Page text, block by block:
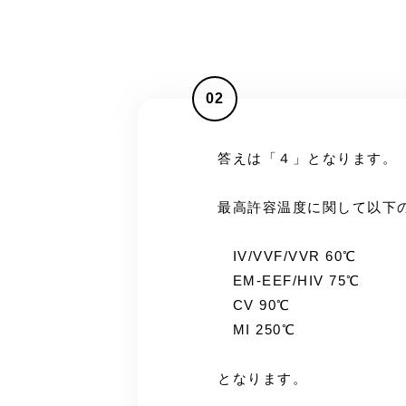
02
答えは「４」となります。
最高許容温度に関して以下
IV/VVF/VVR 60℃
EM-EEF/HIV 75℃
CV 90℃
MI 250℃
となります。